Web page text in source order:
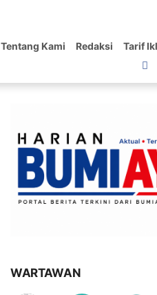
Tentang Kami Redaksi Tarif
WARTAWAN